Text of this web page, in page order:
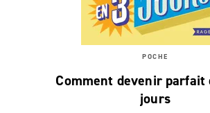
POCHE
Comment devenir parfait
jours